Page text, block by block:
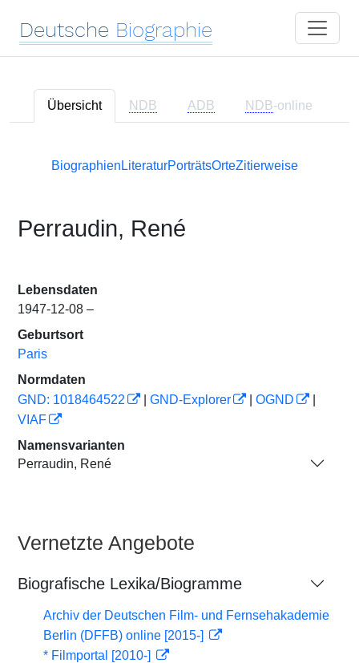
Deutsche Biographie
Übersicht NDB ADB NDB-online
Biographien LiteraturPorträtsOrteZitierweise
Perraudin, René
Lebensdaten
1947-12-08 –
Geburtsort
Paris
Normdaten
GND: 1018464522
GND-Explorer OGND
VIAF
Namensvarianten
Perraudin, René
Vernetzte Angebote
Biografische Lexika/Biogramme
Archiv der Deutschen Film- und Fernsehakademie
Berlin (DFFB) online [2015-]
* Filmportal [2010-]